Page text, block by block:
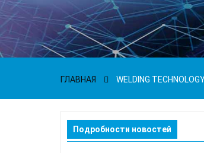
ГЛАВНАЯ WELDING
Подробности новостей